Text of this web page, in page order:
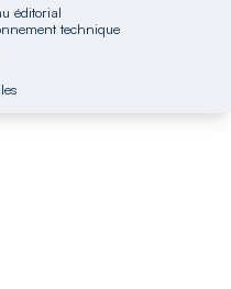
éditorial
technique